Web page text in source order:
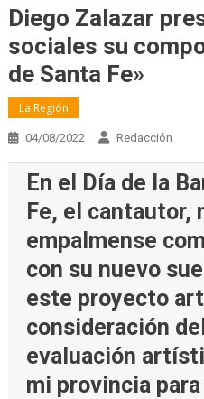
Diego Zalazar
sociales su
de Santa Fe»
La Región
04/08/2022 Redacción
En el Día de la
Fe, el
empalmense
con su nuevo
este proyecto
consideración
evaluación
mi provincia